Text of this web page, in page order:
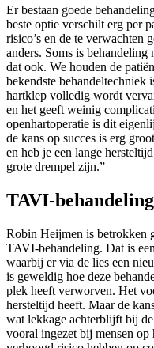
Er bestaan goede
beste optie verschilt erg per
risico’s en de te verwachten
anders. Soms is
dat ook. We houden de
bekendste behandeltechniek
hartklep volledig wordt
en het geeft weinig
openhartoperatie is dit
de kans op succes is erg
en heb je een lange
grote drempel zijn.”
TAVI-behandeling
Robin Heijmen is betrokken
TAVI-behandeling. Dat is
waarbij er via de lies een
is geweldig hoe deze
plek heeft verworven. Het
hersteltijd heeft. Maar de
wat lekkage achterblijft bij
vooral ingezet bij mensen op